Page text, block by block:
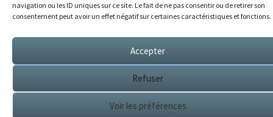
navigation ou les ID uniques sur ce site. Le fait de ne pas consentir ou de retirer son
consentement peut avoir un effet négatif sur certaines caractéristiques et fonctions.
Accepter
Refuser
Voir les préférences